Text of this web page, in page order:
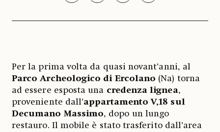
Per la prima volta da quasi novant’anni, al
Parco Archeologico di Ercolano (Na) torna
ad essere esposta una credenza lignea,
proveniente dall’appartamento V,18 sul
Decumano Massimo, dopo un lungo
restauro. Il mobile è stato trasferito dall’area